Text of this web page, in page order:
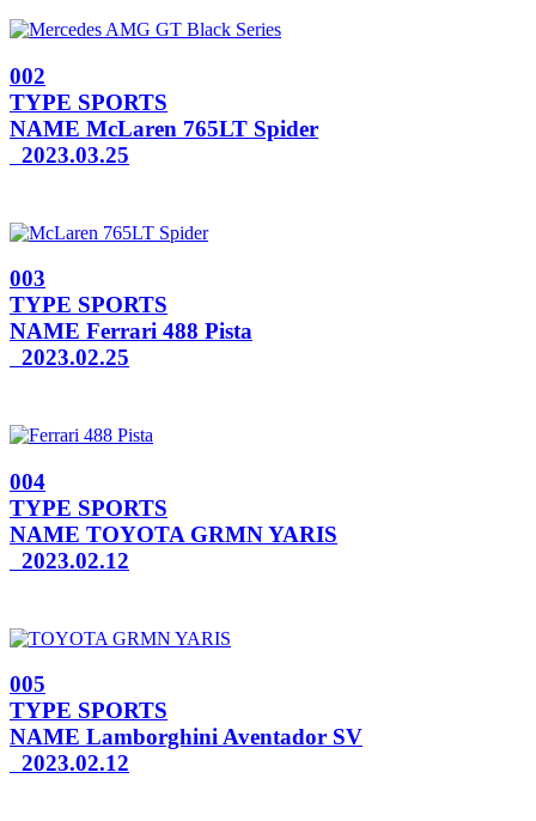
002
TYPE SPORTS
NAME McLaren 765LT Spider
2023.03.25
003
TYPE SPORTS
NAME Ferrari 488 Pista
2023.02.25
004
TYPE SPORTS
NAME TOYOTA GRMN YARIS
2023.02.12
005
TYPE SPORTS
NAME Lamborghini Aventador SV
2023.02.12